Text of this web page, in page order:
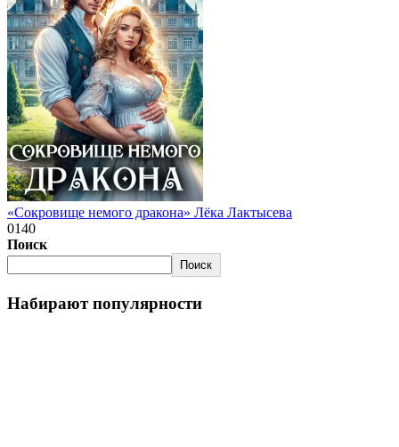
«Сокровище немого дракона» Лёка Лактысева
0140
Поиск
Поиск
Набирают популярности